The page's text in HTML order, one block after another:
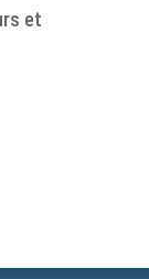
et